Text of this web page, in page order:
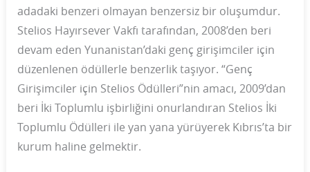
adadaki benzeri olmayan benzersiz bir oluşumdur.
Stelios Hayırsever Vakfı tarafından, 2008’den beri
devam eden Yunanistan’daki genç girişimciler için
düzenlenen ödüllerle benzerlik taşıyor. “Genç
Girişimciler için Stelios Ödülleri”nin amacı, 2009’dan
beri İki Toplumlu işbirliğini onurlandıran Stelios İki
Toplumlu Ödülleri ile yan yana yürüyerek Kıbrıs’ta bir
kurum haline gelmektir.